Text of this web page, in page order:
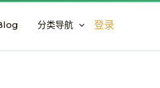
分类导航 登录